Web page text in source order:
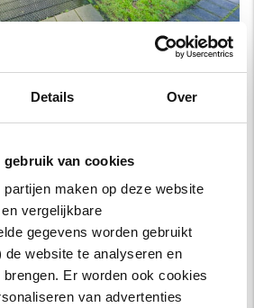
Details Over
gebruik van cookies
partijen maken op deze website
vergelijkbare
gegevens worden gebruikt
website te analyseren en
Er worden ook cookies
van advertenties